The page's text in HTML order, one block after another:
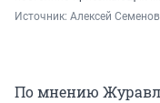
Источник: Алексей
По мнению